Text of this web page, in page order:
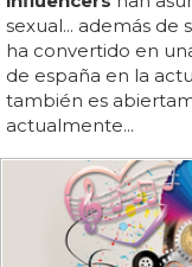
sexual... además de
ha convertido en
de españa en la
también es
actualmente...